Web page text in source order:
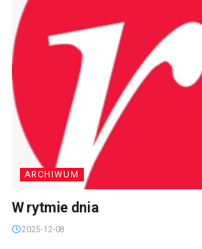
ARCHIWUM
W rytmie dnia
2025-12-08